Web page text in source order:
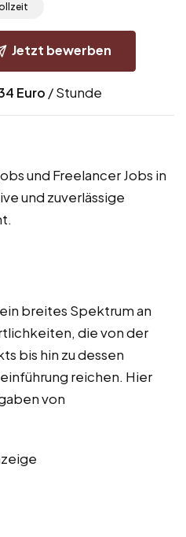
Jetzt bewerben
Euro / Stunde
und Freelancer Jobs in
und zuverlässige
breites Spektrum an
die von der
bis hin zu dessen
reichen. Hier
von